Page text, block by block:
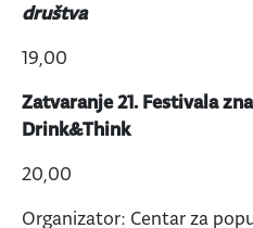
društva
19,00
Zatvaranje 21. Festivala
Drink&Think
20,00
Organizator: Centar za